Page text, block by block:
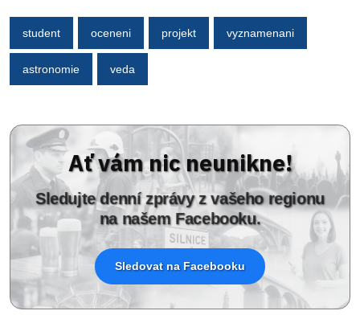
student oceneni projekt vyznamenani
astronomie veda
Ať vám nic neunikne!
Sledujte denní zprávy z vašeho regionu
na našem Facebooku.
Sledovat na Facebooku